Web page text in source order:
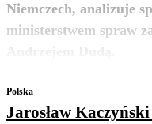
Niemczech, analizuje
ministerstwem spraw
Polska
Jarosław